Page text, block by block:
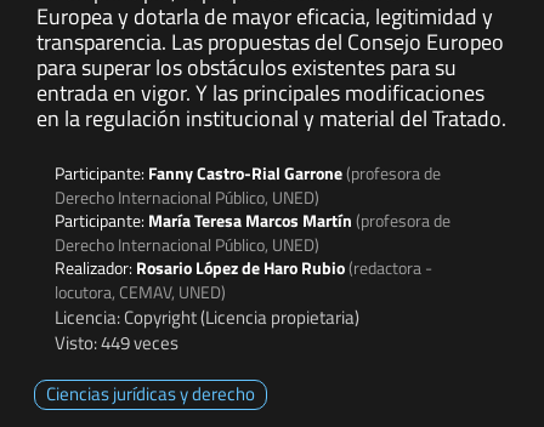
Europea y dotarla de mayor eficacia, legitimidad y
transparencia. Las propuestas del Consejo Europeo
para superar los obstáculos existentes para su
entrada en vigor. Y las principales modificaciones
en la regulación institucional y material del Tratado.
Participante: Fanny Castro-Rial Garrone(profesora de
Derecho Internacional Público, UNED)
Participante: María Teresa Marcos Martín(profesora de
Derecho Internacional Público, UNED)
Realizador: Rosario López de Haro Rubio(redactora -
locutora, CEMAV, UNED)
Licencia: Copyright (Licencia propietaria)
Visto: 449 veces
Ciencias jurídicas y derecho